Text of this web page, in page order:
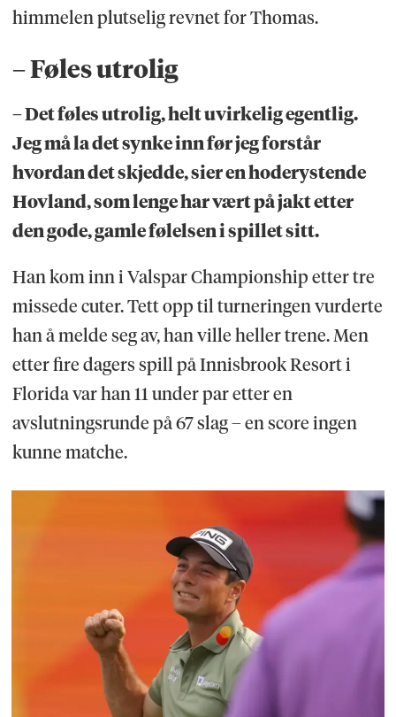
himmelen plutselig revnet for Thomas.
– Føles utrolig
– Det føles utrolig, helt uvirkelig egentlig.
Jeg må la det synke inn før jeg forstår
hvordan det skjedde, sier en hoderystende
Hovland, som lenge har vært på jakt etter
den gode, gamle følelsen i spillet sitt.
Han kom inn i Valspar Championship etter tre
missede cuter. Tett opp til turneringen vurderte
han å melde seg av, han ville heller trene. Men
etter fire dagers spill på Innisbrook Resort i
Florida var han 11 under par etter en
avslutningsrunde på 67 slag – en score ingen
kunne matche.